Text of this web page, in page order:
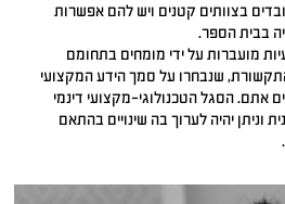
בצוותים קטנים ויש להם אפשרות
בבית הספר.
מועברות על ידי מומחים בתחומם
שנבחרו על סמך הידע המקצועי
הסגל הטכנולוגי-מקצועי דינמי
וניתן יהיה לערוך בה שינויים בהתאם